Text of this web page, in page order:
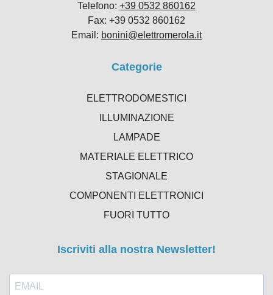
Telefono: +39 0532 860162
Fax: +39 0532 860162
Email: bonini@elettromerola.it
Categorie
ELETTRODOMESTICI
ILLUMINAZIONE
LAMPADE
MATERIALE ELETTRICO
STAGIONALE
COMPONENTI ELETTRONICI
FUORI TUTTO
Iscriviti alla nostra Newsletter!